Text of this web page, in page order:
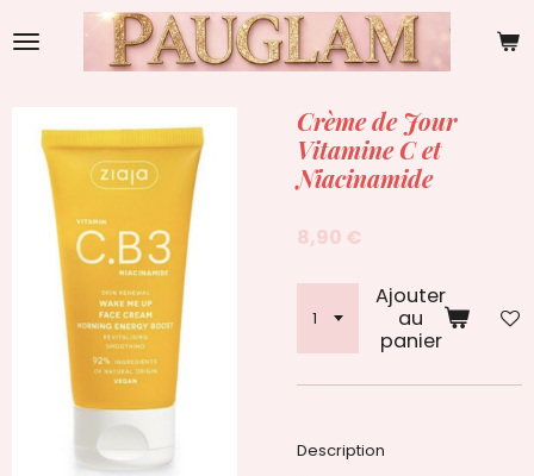
au
Crème de Jour
Vitamine C et
Niacinamide
8,90 €
Ajouter
au
panier
Description